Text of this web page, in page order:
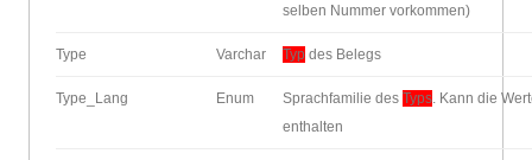
selben Nummer vorkommen)
Type Varchar Typ des Belegs
Type_Lang Enum Sprachfamilie desTyps . Kann die
enthalten